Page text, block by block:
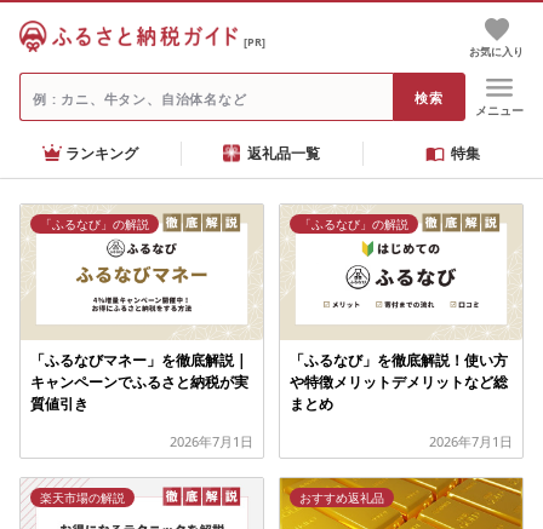
[PR]
お気に入り
メニュー
ランキング 返礼品一覧 特集
「ふるなびマネー」を徹底解説 |
キャンペーンでふるさと納税が実
質値引き
「ふるなび」の解説
2026年7月1日
「ふるなび」を徹底解説！使い方
や特徴メリットデメリットなど総
まとめ
「ふるなび」の解説
2026年7月1日
楽天市場の解説 おすすめ返礼品